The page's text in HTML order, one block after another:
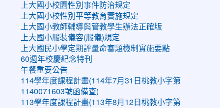
上大國小校園性別事件防治規定
上大國小校性別平等教育實施規定
上大國小教師輔導與管教學生辦法正確版
上大國小服裝儀容(服儀)規定
上大國民小學定期評量命審題機制實施要點
60週年校慶紀念特刊
午餐重要公告
114學年度課程計畫(114年7月31日桃教小字第
1140071603號函備查)
113學年度課程計畫(113年8月12日桃教小字第